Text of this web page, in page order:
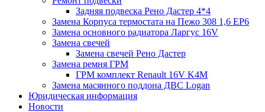
Задняя подвеска Рено Дастер 4*4
Замена Корпуса термостата на Пежо 308 1,6 EP6
Замена основного радиатора Ларгус 16V
Замена свечей
Замена свечей Рено Дастер
Замена ремня ГРМ
ГРМ комплект Renault 16V K4M
Замена масянного поддона ДВС Logan
Юридическая информация
Новости